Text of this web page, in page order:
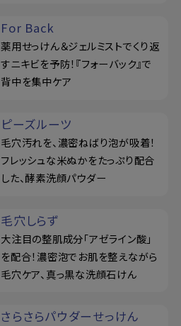
For Back
薬用せっけん＆ジェルミストでくり返
すニキビを予防！『フォーバック』で
背中を集中ケア
ピーズルーツ
毛穴汚れを、濃密ねばり泡が吸着！
フレッシュな米ぬかをたっぷり配合
した、酵素洗顔パウダー
毛穴しらず
大注目の整肌成分「アゼライン酸」
を配合！濃密泡でお肌を整えながら
毛穴ケア、真っ黒な洗顔石けん
さらさらパウダーせっけん